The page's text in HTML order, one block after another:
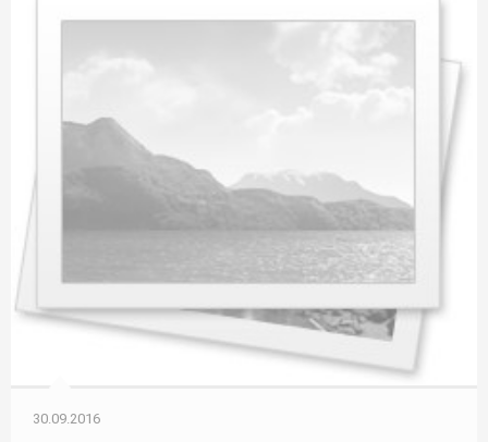
30.09.2016